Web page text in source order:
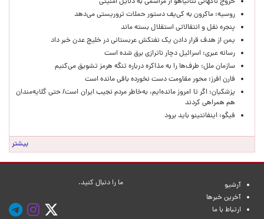
روسیه: ماکرون به کی‌یف دستور حملات تروریستی می‌دهد
پنجره‌ نقل و انتقالاتی استقلال بسته ماند
یمن از هدف قرار دادن یک نفتکش عربستانی در خلیج عدن خبر داد
رسانه عبری: اسرائیل دچار ناترازی برق شده است
سازمان ملل: طرف‌ها را به مذاکره درباره تنگه هرمز تشویق می‌کنیم
فارن افرز: محور مقاومت دست نخورده باقی مانده است
پزشکیان: اگر تا امروز مانده‌ایم، به‌خاطر مردم نجیب ایران است/ حتی گلایه‌مندان
هم همراهی کردند
فیگو: اینفانتینو باید برود
بیشتر
آرشیو
آخرین خبرها
ارتباط با ما
ما را دنبال کنید.